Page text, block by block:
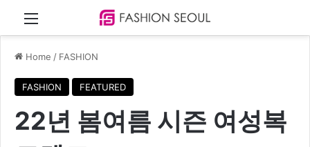
Menu
Home / FASHION
FASHION FEATURED
22년 봄여름 시즌 여성복